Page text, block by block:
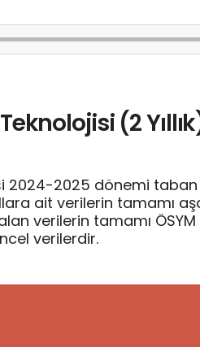
(2
2024-2025 dönemi taban
ait verilerin tamamı
verilerin tamamı ÖSYM
verilerdir.